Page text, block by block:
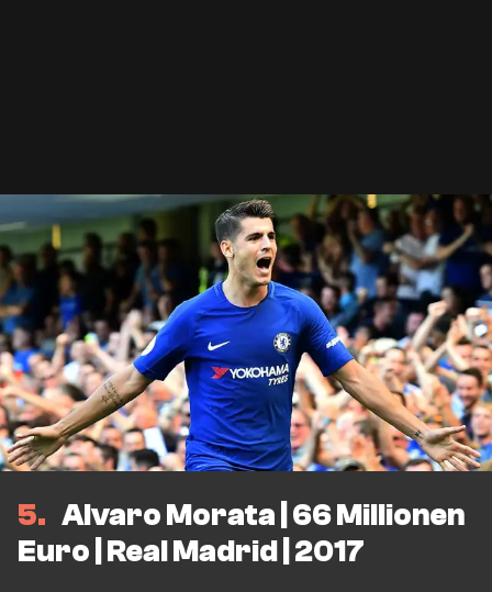
5
Alvaro Morata | 66 Millionen
Euro | Real Madrid | 2017